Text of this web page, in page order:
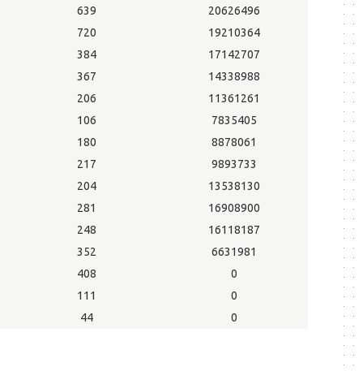
639
20626496
720
19210364
384
17142707
367
14338988
206
11361261
106
7835405
180
8878061
217
9893733
204
13538130
281
16908900
248
16118187
352
6631981
408
0
111
0
44
0